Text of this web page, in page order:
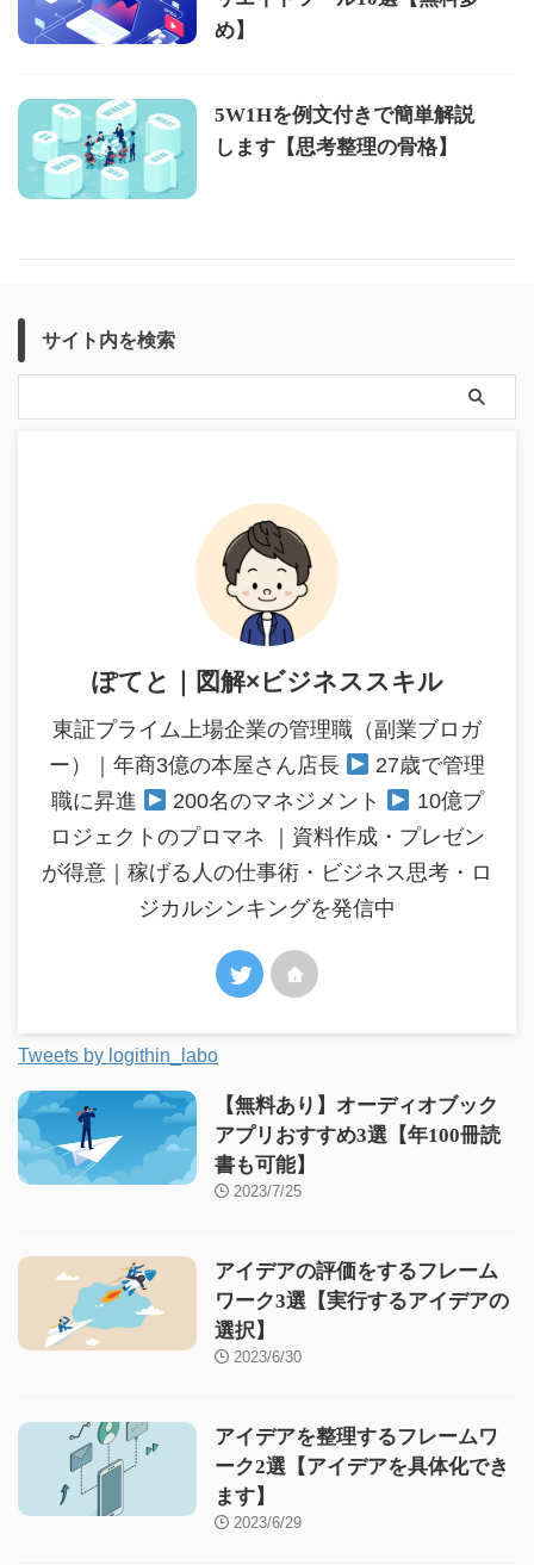
め】
5W1Hを例文付きで簡単解説
します【思考整理の骨格】
サイト内を検索
ぽてと｜図解×ビジネススキル
東証プライム上場企業の管理職（副業ブロガ
ー）｜年商3億の本屋さん店長
27歳で管理
職に昇進
200名のマネジメント
10億プ
ロジェクトのプロマネ ｜資料作成・プレゼン
が得意｜稼げる人の仕事術・ビジネス思考・ロ
ジカルシンキングを発信中
Tweets by logithin_labo
【無料あり】オーディオブック
アプリおすすめ3選【年100冊読
書も可能】
2023/7/25
アイデアの評価をするフレーム
ワーク3選【実行するアイデアの
選択】
2023/6/30
アイデアを整理するフレームワ
ーク2選【アイデアを具体化でき
ます】
2023/6/29